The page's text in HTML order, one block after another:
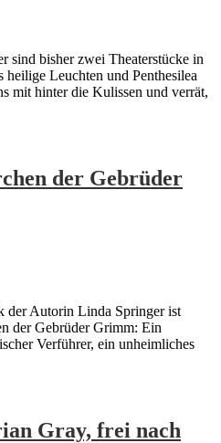
sind bisher zwei Theaterstücke in
heilige Leuchten und Penthesilea
mit hinter die Kulissen und verrät,
der Gebrüder
der Autorin Linda Springer ist
der Gebrüder Grimm: Ein
Verführer, ein unheimliches
Gray, frei nach